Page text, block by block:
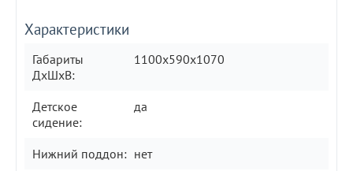
Характеристики
Габариты
ДхШхВ:
1100x590x1070
Детское
сидение:
да
Нижний поддон: нет